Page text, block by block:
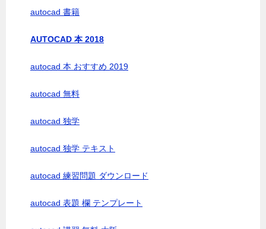
autocad 書籍
AUTOCAD 本 2018
autocad 本 おすすめ 2019
autocad 無料
autocad 独学
autocad 独学 テキスト
autocad 練習問題 ダウンロード
autocad 表題 欄 テンプレート